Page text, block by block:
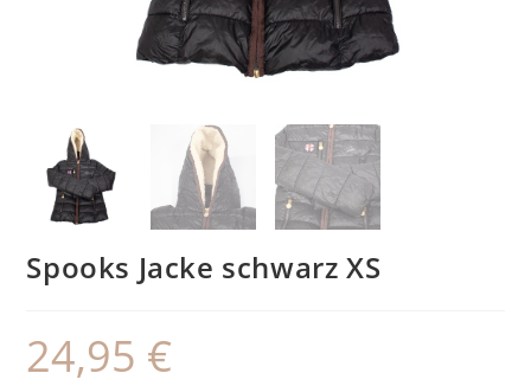
Spooks Jacke schwarz XS
24,95 €